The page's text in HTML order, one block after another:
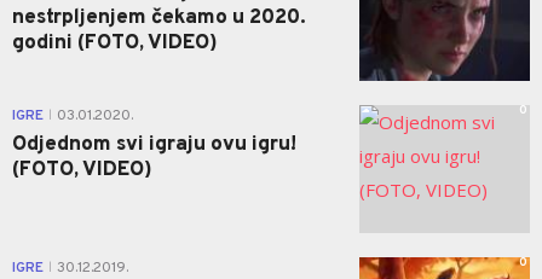
nestrpljenjem čekamo u 2020.
godini (FOTO, VIDEO)
IGRE 03.01.2020.
Odjednom svi igraju ovu igru!
(FOTO, VIDEO)
0
IGRE 30.12.2019. 0